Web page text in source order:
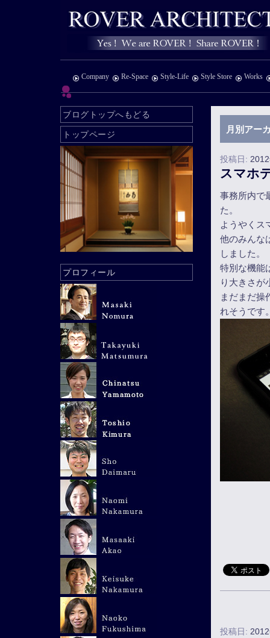
Company Re-Space Style-Life Style Store Works
月別アー
投稿日:
スマホ
事務所内で
た。
ようやくス
他のみんな
しました。
特別な機能
り大きさが
まだまだ操
れそうです
投稿日:
ブログトップへもどる
トップページ
プロフィール